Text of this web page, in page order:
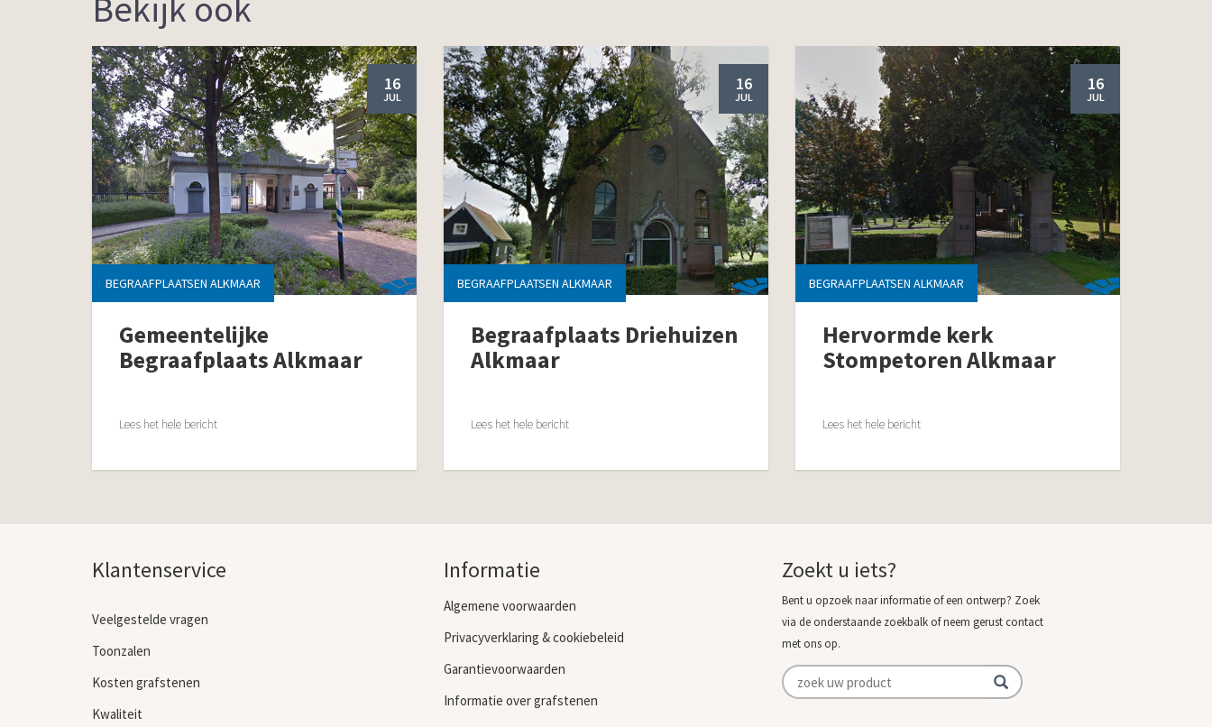
Bekijk ook
16
JUL
BEGRAAFPLAATSEN ALKMAAR
Gemeentelijke
Begraafplaats Alkmaar
Lees het hele bericht
16
JUL
BEGRAAFPLAATSEN ALKMAAR
Begraafplaats Driehuizen
Alkmaar
Lees het hele bericht
16
JUL
BEGRAAFPLAATSEN ALKMAAR
Hervormde kerk
Stompetoren Alkmaar
Lees het hele bericht
Klantenservice
Veelgestelde vragen
Toonzalen
Kosten grafstenen
Kwaliteit
Informatie
Algemene voorwaarden
Privacyverklaring & cookiebeleid
Garantievoorwaarden
Informatie over grafstenen
Zoekt u iets?
Bent u opzoek naar informatie of een ontwerp? Zoek
via de onderstaande zoekbalk of neem gerust contact
met ons op.